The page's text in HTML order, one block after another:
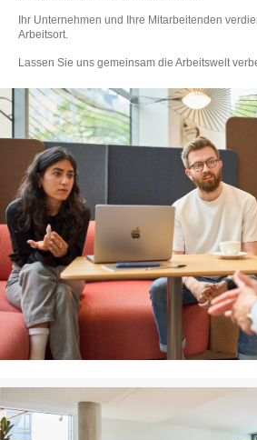
Ihr Unternehmen und Ihre Mitarbeitenden
Arbeitsort.
Lassen Sie uns gemeinsam die Arbeitswelt